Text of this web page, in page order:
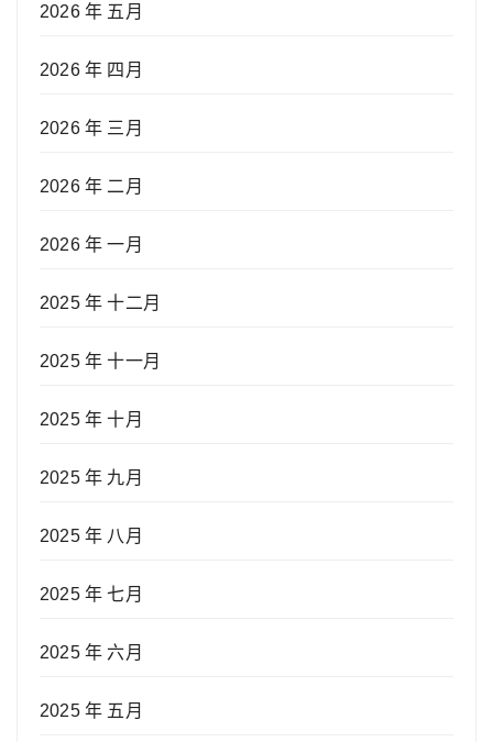
2026 年 五月
2026 年 四月
2026 年 三月
2026 年 二月
2026 年 一月
2025 年 十二月
2025 年 十一月
2025 年 十月
2025 年 九月
2025 年 八月
2025 年 七月
2025 年 六月
2025 年 五月